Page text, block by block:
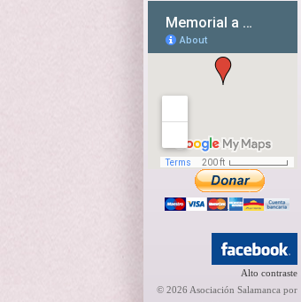
Alto contraste
© 2026 Asociación Salamanca por